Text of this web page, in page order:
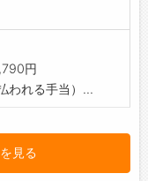
円
われる手当）...
見る